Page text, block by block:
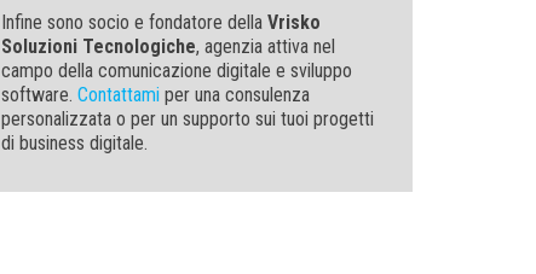
Infine sono socio e fondatore della Vrisko
Soluzioni Tecnologiche, agenzia attiva nel
campo della comunicazione digitale e sviluppo
software. Contattami per una consulenza
personalizzata o per un supporto sui tuoi progetti
di business digitale.